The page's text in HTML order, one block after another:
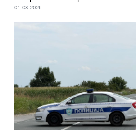
01. 08. 2026.